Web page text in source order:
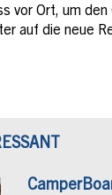
vor Ort, um den
auf die neue